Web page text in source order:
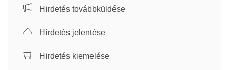
Hirdetés továbbküldése
Hirdetés jelentése
Hirdetés kiemelése